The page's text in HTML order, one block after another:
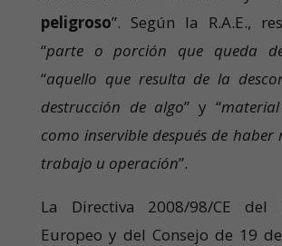
peligroso”. Según la R.A.E.,
“parte o porción que queda
“aquello que resulta de la
destrucción de algo” y “
como inservible después de haber
trabajo u operación”.
La Directiva 2008/98/CE del
Europeo y del Consejo de 19